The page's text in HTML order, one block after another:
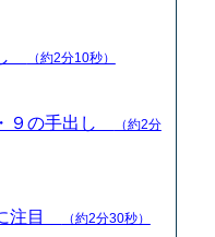
（約2分10秒）
９の手出し
（約2分
注目 （約2分30秒）